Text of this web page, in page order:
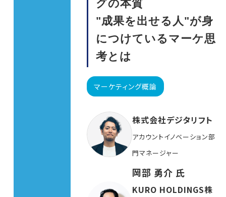
"成果を出せる人"が身
につけているマーケ思
考とは
マーケティング概論
株式会社デジタリフト
アカウントイノベーション部
門マネージャー
岡部 勇介 氏
KURO HOLDINGS株